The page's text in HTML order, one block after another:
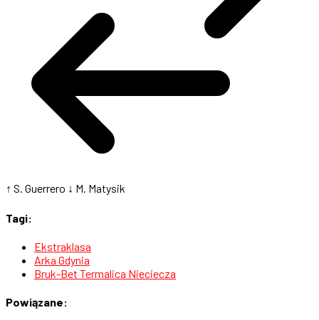
↑ S. Guerrero ↓ M. Matysik
Tagi:
Ekstraklasa
Arka Gdynia
Bruk-Bet Termalica Nieciecza
Powiązane: